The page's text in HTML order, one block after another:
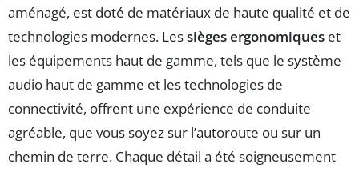
aménagé, est doté de matériaux de haute qualité et de
technologies modernes. Lessièges ergonomiques et
les équipements haut de gamme, tels que le système
audio haut de gamme et les technologies de
connectivité, offrent une expérience de conduite
agréable, que vous soyez sur l’autoroute ou sur un
chemin de terre. Chaque détail a été soigneusement